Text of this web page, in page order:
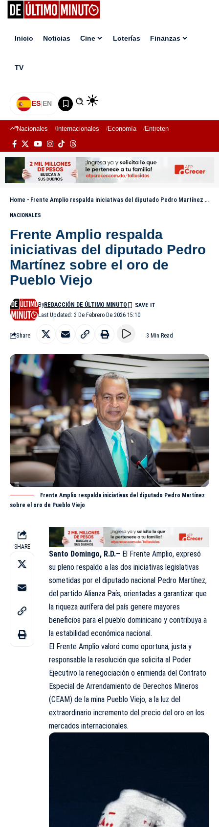
Inicio Noticias Cine Loterías Finanzas
TV
ES|EN
Nacionales Internacionales Economía Entretenimiento
Home - Frente Amplio respalda iniciativas del diputado Pedro Martínez sobre el oro de Pueblo Viejo
NACIONALES
Frente Amplio respalda
iniciativas del diputado Pedro
Martínez sobre el oro de
Pueblo Viejo
Last Updated: 3 De Febrero De 2026 15:10
ByREDACCIÓN DE ÚLTIMO MINUTO
Share 3 Min Read
Frente Amplio respalda iniciativas del diputado Pedro Martínez
sobre el oro de Pueblo Viejo
SHARE
Santo Domingo, R.D.– El Frente Amplio, expresó
su pleno respaldo a las dos iniciativas legislativas
sometidas por el diputado nacional Pedro Martínez,
del partido Alianza País, orientadas a garantizar que
la riqueza aurífera del país genere mayores
beneficios para el pueblo dominicano y contribuya a
la estabilidad económica nacional.
El Frente Amplio valoró como oportuna, justa y
responsable la resolución que solicita al Poder
Ejecutivo la renegociación o enmienda del Contrato
Especial de Arrendamiento de Derechos Mineros
(CEAM) de la mina Pueblo Viejo, a la luz del
extraordinario incremento del precio del oro en los
mercados internacionales.